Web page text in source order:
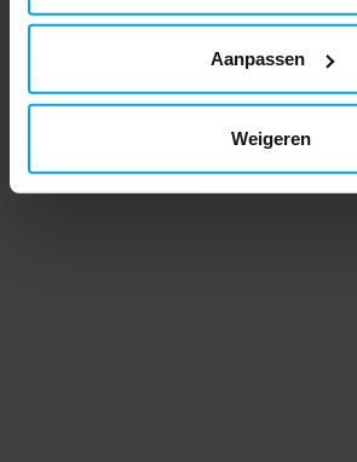
Aanpassen
Weigeren